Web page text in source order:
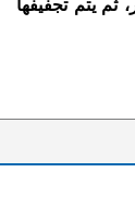
يتم تجفيفها